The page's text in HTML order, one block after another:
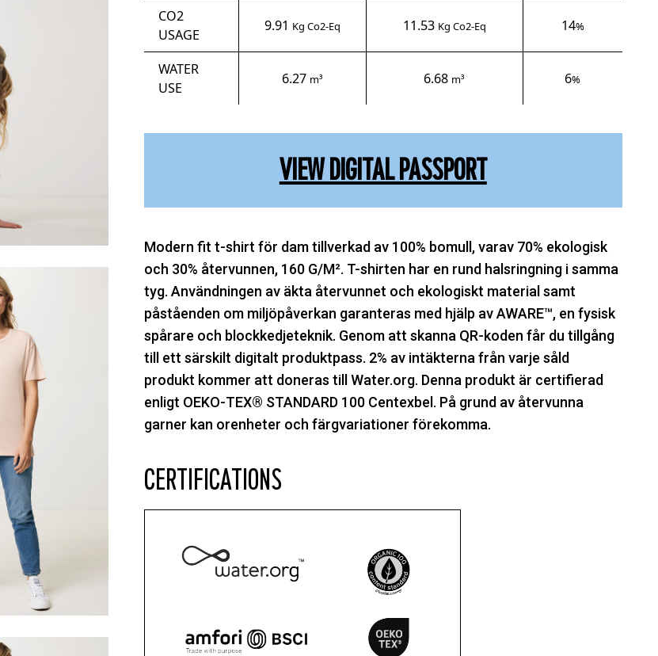
CO2
USAGE
9.91 Kg Co2-Eq 11.53 Kg Co2-Eq 14%
WATER
USE
6.27 m³ 6.68 m³ 6%
VIEW DIGITAL PASSPORT
Modern fit t-shirt för dam tillverkad av 100% bomull, varav 70% ekologisk
och 30% återvunnen, 160 G/M². T-shirten har en rund halsringning i samma
tyg. Användningen av äkta återvunnet och ekologiskt material samt
påståenden om miljöpåverkan garanteras med hjälp av AWARE™, en fysisk
spårare och blockkedjeteknik. Genom att skanna QR-koden får du tillgång
till ett särskilt digitalt produktpass. 2% av intäkterna från varje såld
produkt kommer att doneras till Water.org. Denna produkt är certifierad
enligt OEKO-TEX® STANDARD 100 Centexbel. På grund av återvunna
garner kan orenheter och färgvariationer förekomma.
CERTIFICATIONS